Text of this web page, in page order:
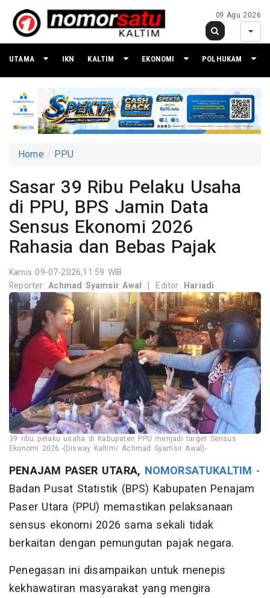
09 Agu 2026
UTAMA IKN KALTIM EKONOMI POLHUKAM
Home PPU
Sasar 39 Ribu Pelaku Usaha
di PPU, BPS Jamin Data
Sensus Ekonomi 2026
Rahasia dan Bebas Pajak
Kamis 09-07-2026,11:59 WIB
Reporter:Achmad Syamsir Awal | Editor: Hariadi
39 ribu pelaku usaha di Kabupaten PPU menjadi target Sensus
Ekonomi 2026.-(Disway Kaltim/ Achmad Syamsir Awal)-
PENAJAM PASER UTARA, NOMORSATUKALTIM -
Badan Pusat Statistik (BPS) Kabupaten Penajam
Paser Utara (PPU) memastikan pelaksanaan
sensus ekonomi 2026 sama sekali tidak
berkaitan dengan pemungutan pajak negara.
Penegasan ini disampaikan untuk menepis
kekhawatiran masyarakat yang mengira